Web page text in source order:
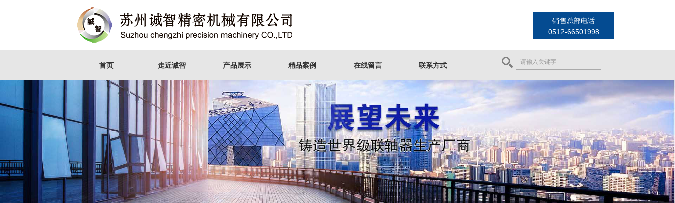
销售总部电话
0512-66501998
首页 走近诚智 产品展示 精品案例 在线留言 联系方式